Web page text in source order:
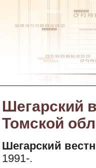
Шегарский
Томской
Шегарский
1991-.